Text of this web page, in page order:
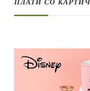
ПЛАТИ СО